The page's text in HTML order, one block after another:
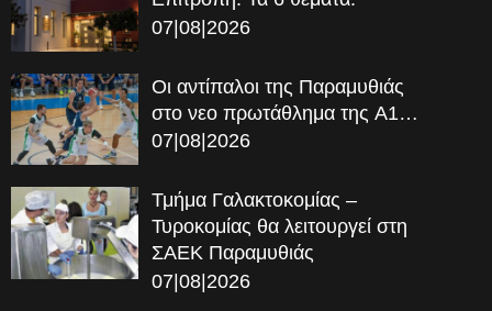
07|08|2026
Οι αντίπαλοι της Παραμυθιάς
στο νεο πρωτάθλημα της A1…
07|08|2026
Τμήμα Γαλακτοκομίας –
Τυροκομίας θα λειτουργεί στη
ΣΑΕΚ Παραμυθιάς
07|08|2026